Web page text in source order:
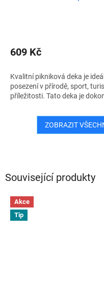
Související produkty
Akce
Tip
609 Kč
Kvalitní pikniková deka je
posezení v přírodě, sport,
příležitosti. Tato deka je
ZOBRAZIT